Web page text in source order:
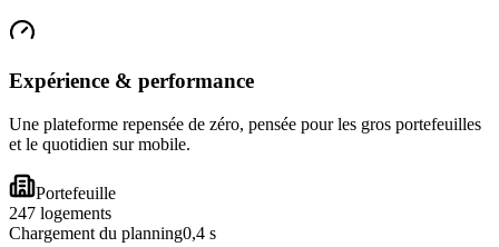
Expérience & performance
Une plateforme repensée de zéro, pensée pour les gros portefeuilles
et le quotidien sur mobile.
Portefeuille
247 logements
Chargement du planning0,4 s